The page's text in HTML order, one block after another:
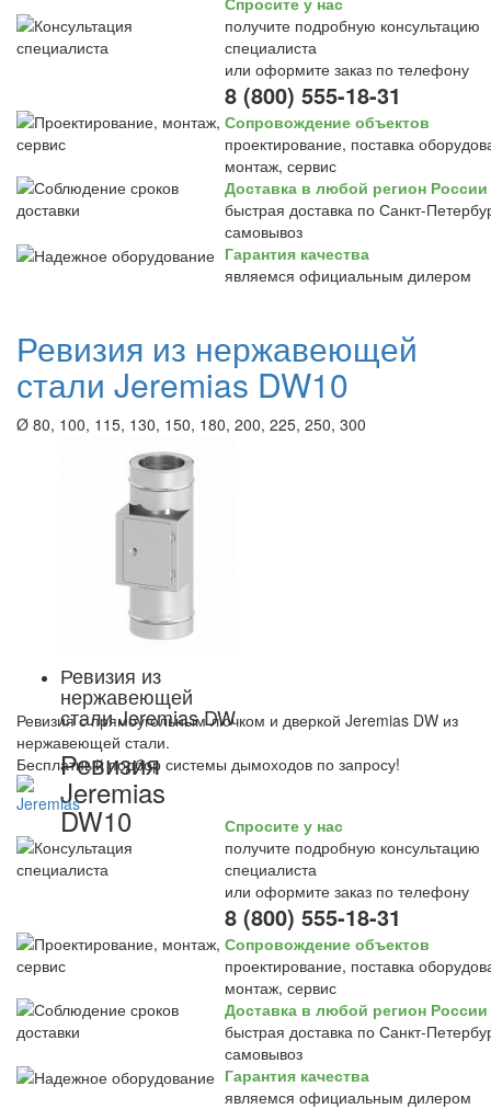
получите подробную консультацию
специалиста
или оформите заказ по телефону
8 (800) 555-18-31
Сопровождение объектов
проектирование, поставка
монтаж, сервис
Доставка в любой регион России
быстрая доставка по Санкт-
самовывоз
Гарантия качества
являемся официальным дилером
Ревизия из нержавеющей
стали Jeremias DW10
Ø 80, 100, 115, 130, 150, 180, 200, 225, 250, 300
Ревизия из
нержавеющей
стали Jeremias DW
Ревизия
Jeremias
DW10
Ревизия с прямоугольным лючком и дверкой Jeremias DW из
нержавеющей стали.
Бесплатный подбор системы дымоходов по запросу!
Спросите у нас
получите подробную консультацию
специалиста
или оформите заказ по телефону
8 (800) 555-18-31
Сопровождение объектов
проектирование, поставка
монтаж, сервис
Доставка в любой регион России
быстрая доставка по Санкт-
самовывоз
Гарантия качества
являемся официальным дилером